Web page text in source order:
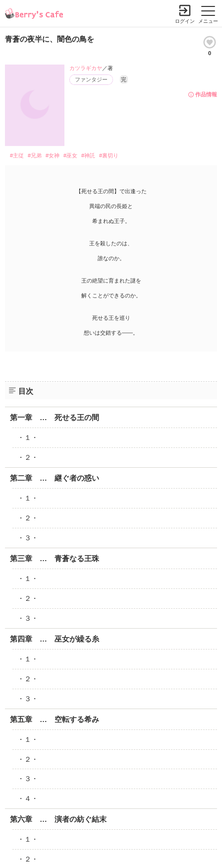
メニュー
ログイン
青蒼の夜半に、闇色の鳥を
0
作品情報
ファンタジー 完
カツラギカヤ ／著
#主従 #兄弟 #女神 #巫女 #神託 #裏切り
【死せる王の間】で出逢った
異端の民の長姫と
希まれぬ王子。
王を殺したのは、
誰なのか。
王の絶望に育まれた謎を
解くことができるのか。
死せる王を巡り
想いは交錯する――。
目次
第一章 … 死せる王の間
・１・
・２・
第二章 … 継ぐ者の惑い
・１・
・２・
・３・
第三章 … 青蒼なる王珠
・１・
・２・
・３・
第四章 … 巫女が繰る糸
・１・
・２・
・３・
第五章 … 空転する希み
・１・
・２・
・３・
・４・
第六章 … 演者の紡ぐ結末
・１・
・２・